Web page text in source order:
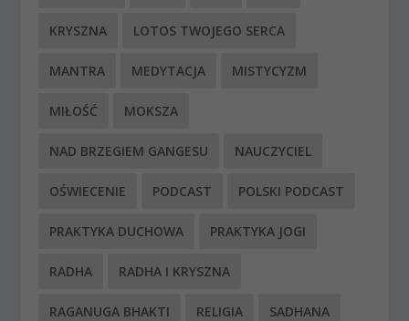
KRYSZNA LOTOS TWOJEGO SERCA
MANTRA MEDYTACJA MISTYCYZM
MIŁOŚĆ MOKSZA
NAD BRZEGIEM GANGESU NAUCZYCIEL
OŚWIECENIE PODCAST POLSKI PODCAST
PRAKTYKA DUCHOWA PRAKTYKA JOGI
RADHA RADHA I KRYSZNA
RAGANUGA BHAKTI RELIGIA SADHANA